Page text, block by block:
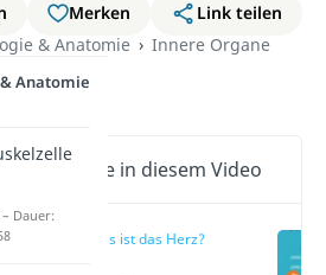
Merken
Link teilen
& Anatomie
Innere Organe
Inhalte in diesem Video
Was ist das Herz?
Anatomie
Dauer: